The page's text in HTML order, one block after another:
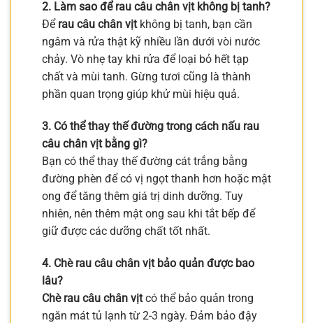
2. Làm sao để rau câu chân vịt không bị tanh?
Để rau câu chân vịtkhông bị tanh, bạn cần
ngâm và rửa thật kỹ nhiều lần dưới vòi nước
chảy. Vò nhẹ tay khi rửa để loại bỏ hết tạp
chất và mùi tanh. Gừng tươi cũng là thành
phần quan trọng giúp khử mùi hiệu quả.
3. Có thể thay thế đường trong cách nấu rau
câu chân vịt bằng gì?
Bạn có thể thay thế đường cát trắng bằng
đường phèn để có vị ngọt thanh hơn hoặc mật
ong để tăng thêm giá trị dinh dưỡng. Tuy
nhiên, nên thêm mật ong sau khi tắt bếp để
giữ được các dưỡng chất tốt nhất.
4. Chè rau câu chân vịt bảo quản được bao
lâu?
Chè rau câu chân vịtcó thể bảo quản trong
ngăn mát tủ lạnh từ 2-3 ngày. Đảm bảo đậy